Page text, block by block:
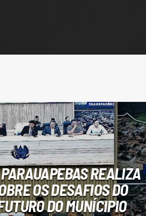
REALIZA
OS DESAFIOS DO
DO MUNÍCIPIO